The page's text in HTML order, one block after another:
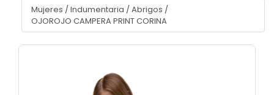
Mujeres / Indumentaria / Abrigos /
OJOROJO CAMPERA PRINT CORINA